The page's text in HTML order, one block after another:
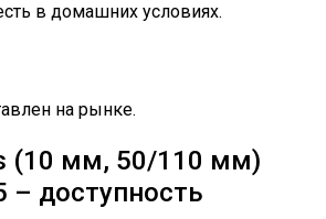
в домашних условиях.
на рынке.
(10 мм, 50/110 мм)
– доступность